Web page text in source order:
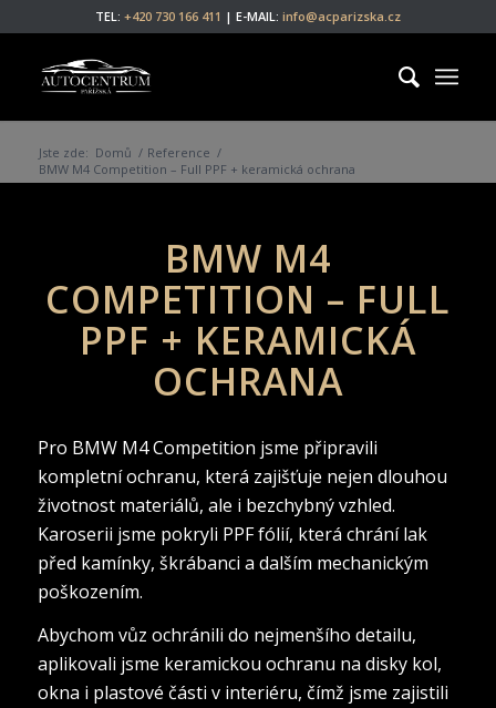
TEL: +420 730 166 411 | E-MAIL: info@acparizska.cz
Jste zde: Domů / Reference /
BMW M4 Competition – Full PPF + keramická ochrana
BMW M4
COMPETITION – FULL
PPF + KERAMICKÁ
OCHRANA
Pro BMW M4 Competition jsme připravili
kompletní ochranu, která zajišťuje nejen dlouhou
životnost materiálů, ale i bezchybný vzhled.
Karoserii jsme pokryli PPF fólií, která chrání lak
před kamínky, škrábanci a dalším mechanickým
poškozením.
Abychom vůz ochránili do nejmenšího detailu,
aplikovali jsme keramickou ochranu na disky kol,
okna i plastové části v interiéru, čímž jsme zajistili